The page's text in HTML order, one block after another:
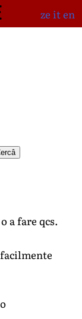
ze iten
a fare qcs.